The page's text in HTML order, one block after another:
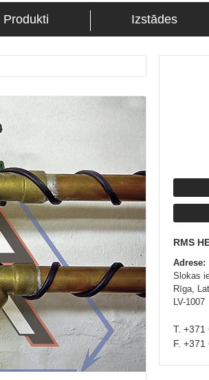
Produkti Izstādes
RMS
Adrese:
Slokas
Rīga,
LV-1007
T. +371
F. +371